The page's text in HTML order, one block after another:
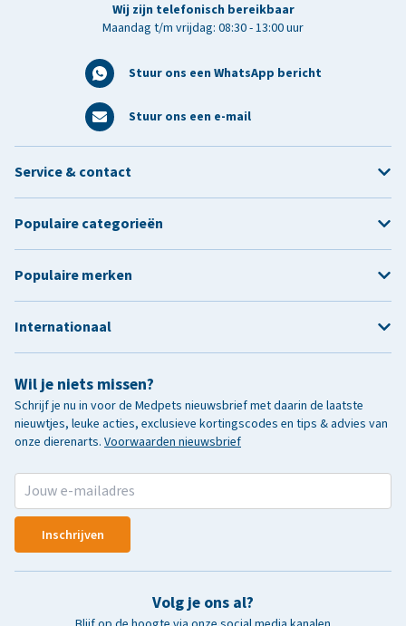
Wij zijn telefonisch bereikbaar
Maandag t/m vrijdag: 08:30 - 13:00 uur
Stuur ons een WhatsApp bericht
Stuur ons een e-mail
Wil je niets missen?
Schrijf je nu in voor de Medpets nieuwsbrief met daarin de laatste
nieuwtjes, leuke acties, exclusieve kortingscodes en tips & advies van
onze dierenarts. Voorwaarden nieuwsbrief
Inschrijven
Volg je ons al?
Service & contact
Populaire categorieën
Populaire merken
Internationaal